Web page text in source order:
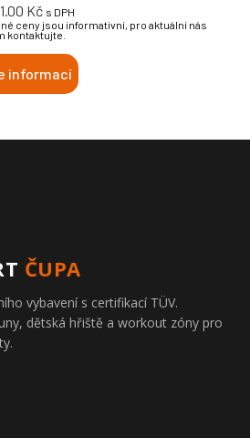
Kč s DPH
ceny jsou informativní, pro aktuální nás
kontaktujte.
informací
ČUPA
vybavení s certifikací TÜV.
dětská hřiště a workout zóny pro